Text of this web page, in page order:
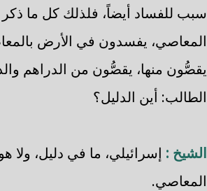
سبب للفساد أيضاً، فلذلك كل ما ذكر
المعاصي، يفسدون في الأرض
يقصُّون منها، يقصُّون من الدراهم
الطالب: أين الدليل؟
الشيخ : إسرائيلي، ما في دليل، ولا
المعاصي.